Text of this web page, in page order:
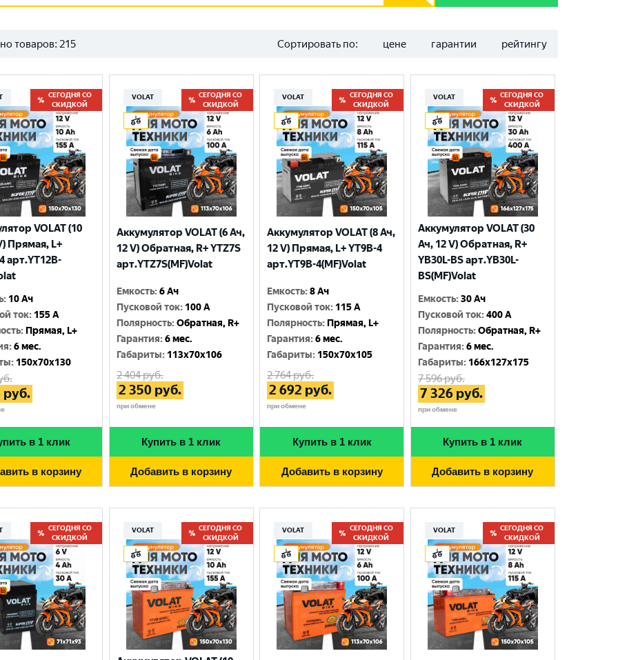
товаров: 215 Сортировать по: цене гарантии рейтингу
СЕГОДНЯ СО
СКИДКОЙ
VOLAT (10
Прямая, L+
арт.YT12B-
: 10 Ач
ток: 155 A
: Прямая, L+
:6 мес.
: 150x70x130
руб.
в 1 клик
в корзину
VOLAT
СЕГОДНЯ СО
СКИДКОЙ
Аккумулятор VOLAT (6 Ач,
12 V) Обратная, R+ YTZ7S
арт.YTZ7S(MF)Volat
Емкость:6 Ач
Пусковой ток: 100 A
Полярность:Обратная, R+
Гарантия:6 мес.
Габариты: 113x70x106
2 404руб.
2 350 руб.
при обмене
Купить в 1 клик
Добавить в корзину
VOLAT
СЕГОДНЯ СО
СКИДКОЙ
Аккумулятор VOLAT (8 Ач,
12 V) Прямая, L+ YT9B-4
арт.YT9B-4(MF)Volat
Емкость:8 Ач
Пусковой ток: 115 A
Полярность: Прямая, L+
Гарантия:6 мес.
Габариты: 150x70x105
2 764руб.
2 692 руб.
при обмене
Купить в 1 клик
Добавить в корзину
VOLAT
СЕГОДНЯ СО
СКИДКОЙ
Аккумулятор VOLAT (30
Ач, 12 V) Обратная, R+
YB30L-BS арт.YB30L-
BS(MF)Volat
Емкость:30 Ач
Пусковой ток:400 A
Полярность:Обратная, R+
Гарантия:6 мес.
Габариты: 166x127x175
7 596руб.
7 326руб.
при обмене
Купить в 1 клик
Добавить в корзину
СЕГОДНЯ СО
СКИДКОЙ
VOLAT
СЕГОДНЯ СО
СКИДКОЙ
VOLAT
СЕГОДНЯ СО
СКИДКОЙ
VOLAT
СЕГОДНЯ СО
СКИДКОЙ